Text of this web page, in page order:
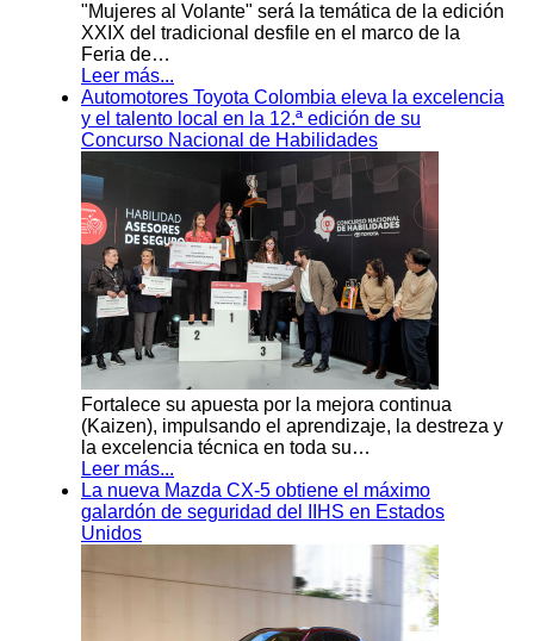
"Mujeres al Volante" será la temática de la edición
XXIX del tradicional desfile en el marco de la
Feria de…
Leer más...
Automotores Toyota Colombia eleva la excelencia
y el talento local en la 12.ª edición de su
Concurso Nacional de Habilidades
Fortalece su apuesta por la mejora continua
(Kaizen), impulsando el aprendizaje, la destreza y
la excelencia técnica en toda su…
Leer más...
La nueva Mazda CX-5 obtiene el máximo
galardón de seguridad del IIHS en Estados
Unidos